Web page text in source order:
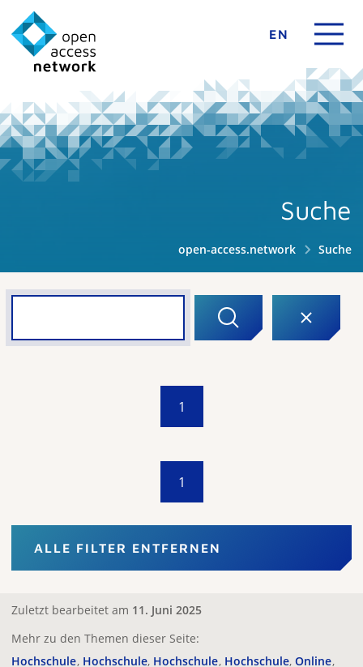
EN
Suche
open-access.network Suche
1
1
ALLE FILTER ENTFERNEN
Zuletzt bearbeitet am 11. Juni 2025
Mehr zu den Themen dieser Seite:
Hochschule Hochschule Hochschule Hochschule Online